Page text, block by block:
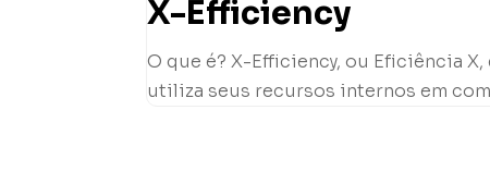
X-Efficiency
O que é? X-Efficiency, ou Eficiência
utiliza seus recursos internos em